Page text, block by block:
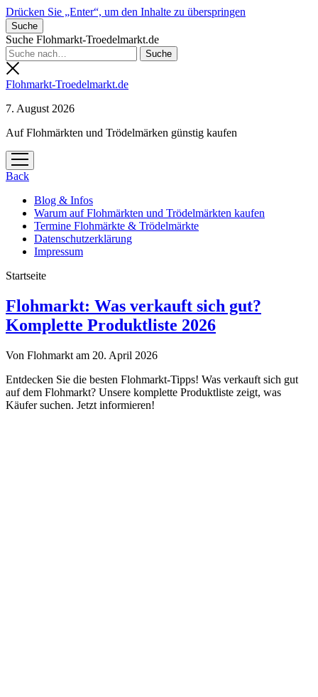
Drücken Sie „Enter“, um den Inhalte zu überspringen
Suche
Suche Flohmarkt-Troedelmarkt.de
Flohmarkt-Troedelmarkt.de
7. August 2026
Auf Flohmärkten und Trödelmärken günstig kaufen
Menü
öffnen
Back
Blog & Infos
Warum auf Flohmärkten und Trödelmärkten kaufen
Termine Flohmärkte & Trödelmärkte
Datenschutzerklärung
Impressum
Startseite
Flohmarkt-
Troedelmarkt.de
Flohmarkt: Was verkauft sich gut?
Komplette Produktliste 2026
Von Flohmarkt am 20. April 2026
Entdecken Sie die besten Flohmarkt-Tipps! Was verkauft sich gut
auf dem Flohmarkt? Unsere komplette Produktliste zeigt, was
Käufer suchen. Jetzt informieren!